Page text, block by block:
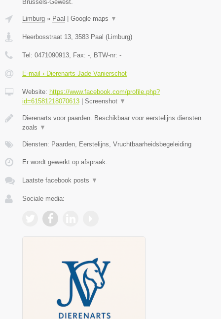
Brussels-Gewest.
Limburg » Paal Google maps ▼
Heerbosstraat 13, 3583 Paal (Limburg)
Tel: 0471090913, Fax: -, BTW-nr: -
E-mail › Dierenarts Jade Vanierschot
Website: https://www.facebook.com/profile.php?
id=61581218070613
Screenshot ▼
Dierenarts voor paarden. Beschikbaar voor eerstelijns diensten
zoals ▼
Diensten: Paarden, Eerstelijns, Vruchtbaarheidsbegeleiding
Er wordt gewerkt op afspraak.
Laatste facebook posts ▼
Sociale media: